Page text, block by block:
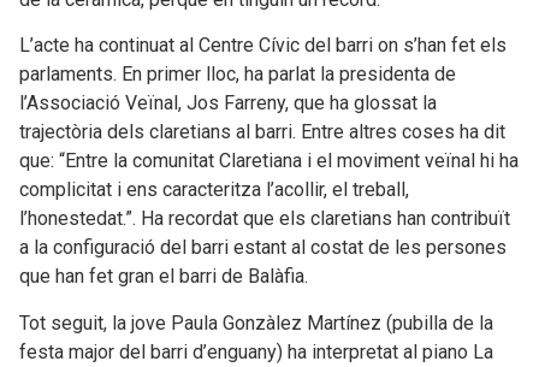
L’acte ha continuat al Centre Cívic del barri on s’han fet els
parlaments. En primer lloc, ha parlat la presidenta de
l’Associació Veïnal, Jos Farreny, que ha glossat la
trajectòria dels claretians al barri. Entre altres coses ha dit
que: “Entre la comunitat Claretiana i el moviment veïnal hi ha
complicitat i ens caracteritza l’acollir, el treball,
l’honestedat.”. Ha recordat que els claretians han contribuït
a la configuració del barri estant al costat de les persones
que han fet gran el barri de Balàfia.
Tot seguit, la jove Paula Gonzàlez Martínez (pubilla de la
festa major del barri d’enguany) ha interpretat al piano La